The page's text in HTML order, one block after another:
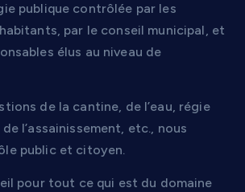
publique contrôlée par les
par le conseil municipal, et
élus au niveau de
de la cantine, de l’eau, régie
de l’assainissement, etc., nous
public et citoyen.
pour tout ce qui est du domaine